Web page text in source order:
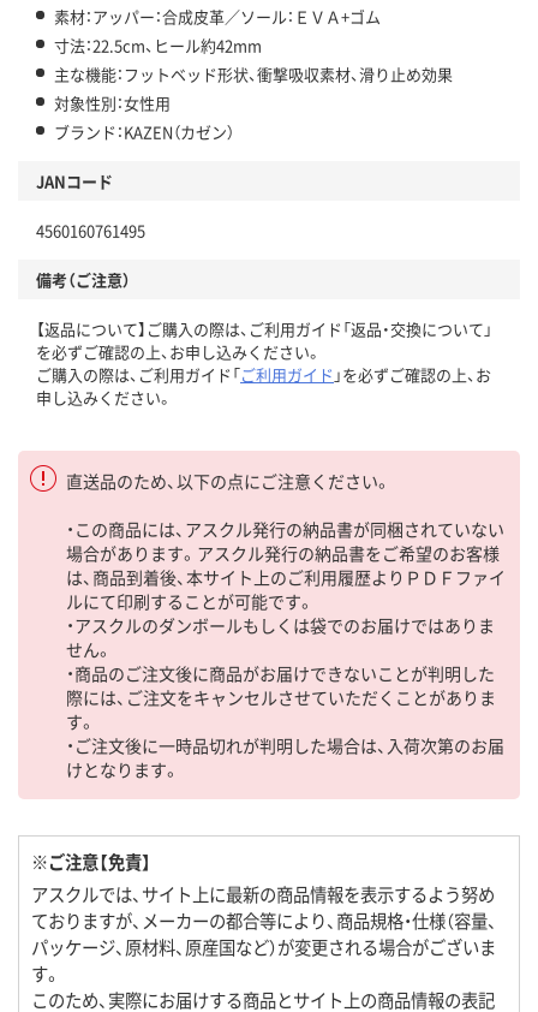
素材：アッパー：合成皮革／ソール：ＥＶＡ+ゴム
寸法：22.5cm、ヒール約42mm
主な機能：フットベッド形状、衝撃吸収素材、滑り止め効果
対象性別：女性用
ブランド：KAZEN（カゼン）
JANコード
4560160761495
備考（ご注意）
【返品について】ご購入の際は、ご利用ガイド「返品・交換について」
を必ずご確認の上、お申し込みください。
ご購入の際は、ご利用ガイド「ご利用ガイド 」を必ずご確認の上、お
申し込みください。
直送品のため、以下の点にご注意ください。
・この商品には、アスクル発行の納品書が同梱されていない
場合があります。アスクル発行の納品書をご希望のお客様
は、商品到着後、本サイト上のご利用履歴よりＰＤＦファイ
ルにて印刷することが可能です。
・アスクルのダンボールもしくは袋でのお届けではありま
せん。
・商品のご注文後に商品がお届けできないことが判明した
際には、ご注文をキャンセルさせていただくことがありま
す。
・ご注文後に一時品切れが判明した場合は、入荷次第のお届
けとなります。
※ご注意【免責】
アスクルでは、サイト上に最新の商品情報を表示するよう努め
ておりますが、メーカーの都合等により、商品規格・仕様（容量、
パッケージ、原材料、原産国など）が変更される場合がございま
す。
このため、実際にお届けする商品とサイト上の商品情報の表記